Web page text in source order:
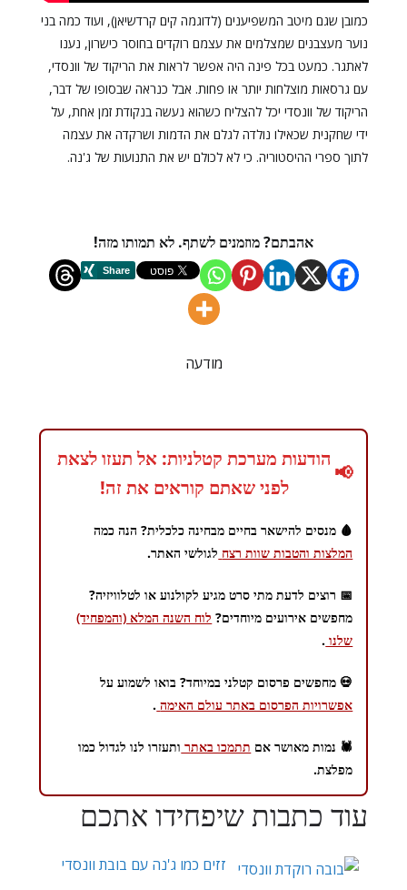
כמובן שגם מיטב המשפיענים (לדוגמה קים קרדשיאן), ועוד כמה בני
נוער מעצבנים שמצלמים את עצמם רוקדים בחוסר כישרון, נענו
לאתגר. כמעט בכל פינה היה אפשר לראות את הריקוד של וונסדי,
עם גרסאות מוצלחות יותר או פחות. אבל כנראה שבסופו של דבר,
הריקוד של וונסדי יכל להצליח כשהוא נעשה בנקודת זמן אחת, על
ידי שחקנית שכאילו נולדה לגלם את הדמות ושרקדה את עצמה
לתוך ספרי ההיסטוריה. כי לא לכולם יש את התנועות של ג'נה.
אהבתם? מוזמנים לשתף. לא תמותו מזה!
מודעה
📢
הודעות מערכת קטלניות: אל תעזו לצאת
לפני שאתם קוראים את זה!
🩸 מנסים להישאר בחיים מבחינה כלכלית? הנה כמה
המלצות והטבות שוות רצח לגולשי האתר.
📅 רוצים לדעת מתי סרט מגיע לקולנוע או לטלוויזיה?
מחפשים אירועים מיוחדים? לוח השנה המלא (והמפחיד)
שלנו .
💀 מחפשים פרסום קטלני במיוחד? בואו לשמוע על
אפשרויות הפרסום באתר עולם האימה .
🕷️ נמות מאושר אם תתמכו באתר ותעזרו לנו לגדול כמו
מפלצת.
עוד כתבות שיפחידו אתכם
זזים כמו ג'נה עם בובת וונסדי